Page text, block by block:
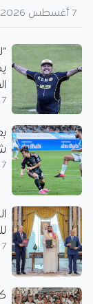
7 أغسطس 2026
7 أغسطس 2026
7 أغسطس 2026
7 أغسطس 2026